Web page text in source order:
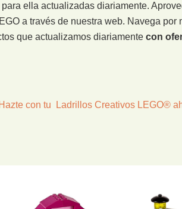
ella actualizadas diariamente.
a través de nuestra web. Navega
que actualizamos diariamente con
Hazte con tu Ladrillos Creativos LEGO®